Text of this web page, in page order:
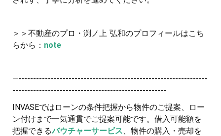
＞＞不動産のプロ・渕ノ上 弘和のプロフィールはこち
らから： note
—----------------------------------------------------------------
----------------------------------------------------
INVASEではローンの条件把握から物件のご提案、ロー
ン付けまで一気通貫でご提案可能です。借入可能額を
把握できるバウチャーサービス 、物件の購入・売却を